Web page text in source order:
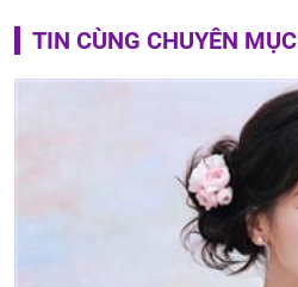
TIN CÙNG CHUYÊN MỤC